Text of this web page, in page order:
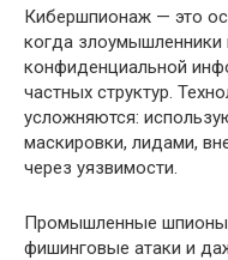
Кибершпионаж — это
когда злоумышленники
конфиденциальной
частных структур.
усложняются:
маскировки, лидами,
через уязвимости.
Промышленные шпионы
фишинговые атаки и